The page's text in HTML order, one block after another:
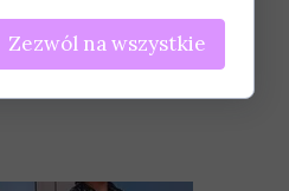
Zezwól na wszystkie